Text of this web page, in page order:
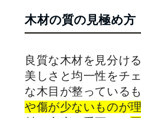
木材の質の見極め方
良質な木材を見分け
美しさと均一性をチ
な木目が整っている
や傷が少ないものが